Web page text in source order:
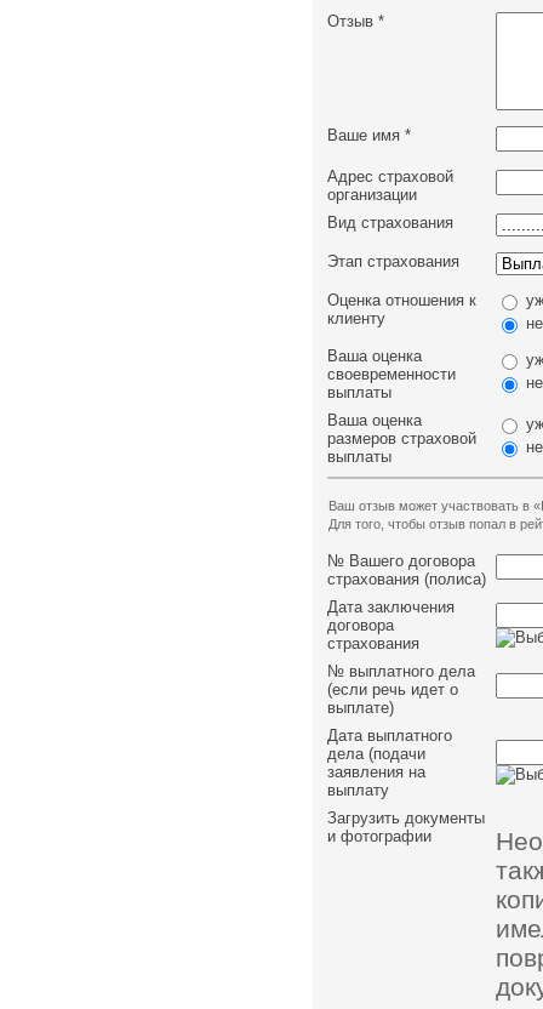
Отзыв *
Ваше имя *
Адрес страховой
организации
Вид страхования
Этап страхования
Оценка отношения к
клиенту
Ваша оценка
своевременности
выплаты
Ваша оценка
размеров страховой
выплаты
Ваш отзыв может участвовать в
Для того, чтобы отзыв попал в
№ Вашего договора
страхования (полиса)
Дата заключения
договора
страхования
№ выплатного дела
(если речь идет о
выплате)
Дата выплатного
дела (подачи
заявления на
выплату
Загрузить документы
и фотографии